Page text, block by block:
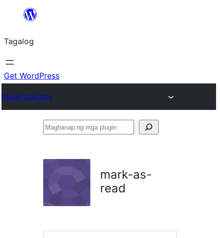
Lumaktaw
sa
content
Tagalog
Get WordPress
Plugin Directory
Maghanap
mark-as-
read